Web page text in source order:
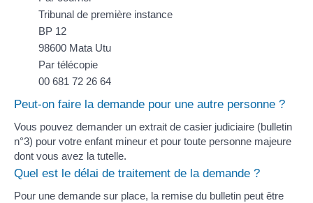
Tribunal de première instance
BP 12
98600 Mata Utu
Par télécopie
00 681 72 26 64
Peut-on faire la demande pour une autre personne ?
Vous pouvez demander un extrait de casier judiciaire (bulletin
n°3) pour votre enfant mineur et pour toute personne majeure
dont vous avez la tutelle.
Quel est le délai de traitement de la demande ?
Pour une demande sur place, la remise du bulletin peut être